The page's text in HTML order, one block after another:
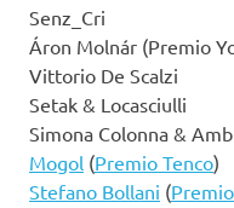
Senz_Cri
Áron Molnár (Premio
Vittorio De Scalzi
Setak & Locasciulli
Simona Colonna &
Mogol (Premio Tenco)
Stefano Bollani (